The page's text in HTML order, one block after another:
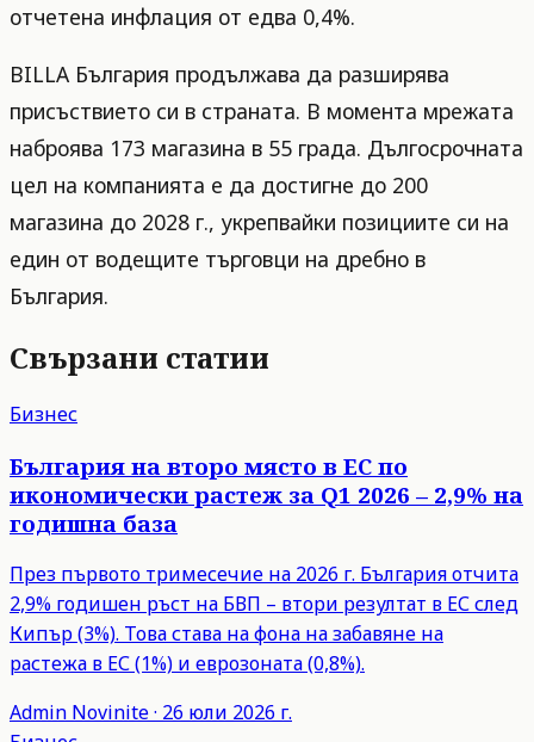
отчетена инфлация от едва 0,4%.
BILLA България продължава да разширява
присъствието си в страната. В момента мрежата
наброява 173 магазина в 55 града. Дългосрочната
цел на компанията е да достигне до 200
магазина до 2028 г., укрепвайки позициите си на
един от водещите търговци на дребно в
България.
Свързани статии
Бизнес
България на второ място в ЕС по
икономически растеж за Q1 2026 – 2,9% на
годишна база
През първото тримесечие на 2026 г. България отчита
2,9% годишен ръст на БВП – втори резултат в ЕС след
Кипър (3%). Това става на фона на забавяне на
растежа в ЕС (1%) и еврозоната (0,8%).
Admin Novinite· 26 юли 2026 г.